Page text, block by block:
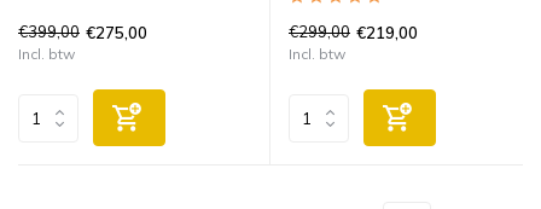
€399,00 €275,00
Incl. btw
€299,00 €219,00
Incl. btw